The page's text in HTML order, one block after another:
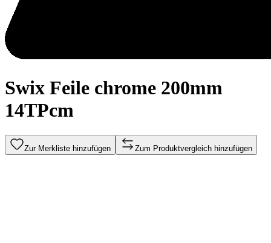
Swix Feile chrome 200mm
14TPcm
Zur Merkliste hinzufügen Zum Produktvergleich hinzufügen